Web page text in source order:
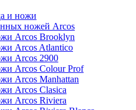
и ножи
ножей Arcos
Arcos Brooklyn
Arcos Atlantico
Arcos 2900
Arcos Colour Prof
Arcos Manhattan
Arcos Clasica
Arcos Riviera